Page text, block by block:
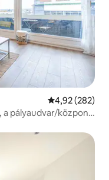
Átlagos
4,92 (282)
a pályaudvar/központ